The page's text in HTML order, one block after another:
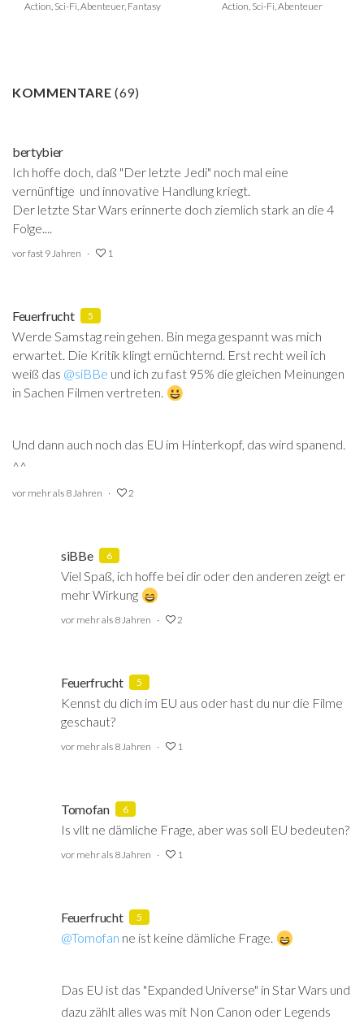
Action, Sci-Fi, Abenteuer, Fantasy Action, Sci-Fi, Abenteuer
KOMMENTARE(69)
bertybier
Ich hoffe doch, daß "Der letzte Jedi" noch mal eine
vernünftige und innovative Handlung kriegt.
Der letzte Star Wars erinnerte doch ziemlich stark an die 4
Folge....
vor fast 9 Jahren 1
Feuerfrucht 5
Werde Samstag rein gehen. Bin mega gespannt was mich
erwartet. Die Kritik klingt ernüchternd. Erst recht weil ich
weiß das @siBBe ‍ und ich zu fast 95% die gleichen Meinungen
in Sachen Filmen vertreten.
Und dann auch noch das EU im Hinterkopf, das wird spanend.
^^
vor mehr als 8 Jahren 2
siBBe 6
Viel Spaß, ich hoffe bei dir oder den anderen zeigt er
mehr Wirkung
vor mehr als 8 Jahren 2
Feuerfrucht 5
Kennst du dich im EU aus oder hast du nur die Filme
geschaut?
vor mehr als 8 Jahren 1
Tomofan 6
Is vllt ne dämliche Frage, aber was soll EU bedeuten?
vor mehr als 8 Jahren 1
Feuerfrucht 5
@Tomofan ‍ ne ist keine dämliche Frage.
Das EU ist das "Expanded Universe" in Star Wars und
dazu zählt alles was mit Non Canon oder Legends